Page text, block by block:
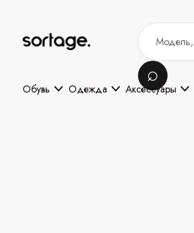
Обувь Одежда Аксессуары